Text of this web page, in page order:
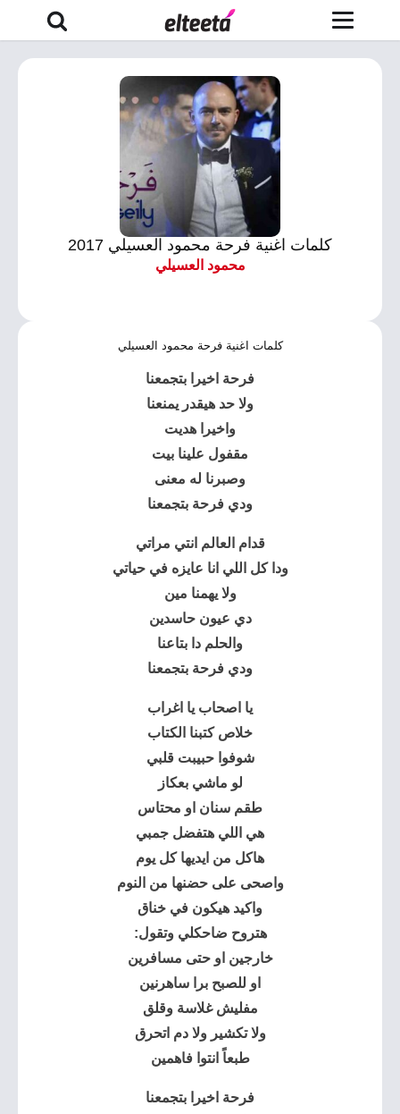
كلمات اغنية فرحة محمود العسيلي 2017
محمود العسيلي
كلمات اغنية فرحة محمود العسيلي
فرحة اخيرا بتجمعنا
ولا حد هيقدر يمنعنا
واخيرا هديت
مقفول علينا بيت
وصبرنا له معنى
ودي فرحة بتجمعنا
قدام العالم انتي مراتي
ودا كل اللي انا عايزه في حياتي
ولا يهمنا مين
دي عيون حاسدين
والحلم دا بتاعنا
ودي فرحة بتجمعنا
يا اصحاب يا اغراب
خلاص كتبنا الكتاب
شوفوا حبيبت قلبي
لو ماشي بعكاز
طقم سنان او محتاس
هي اللي هتفضل جمبي
هاكل من ايديها كل يوم
واصحى على حضنها من النوم
واكيد هيكون في خناق
هتروح ضاحكلي وتقول:
خارجين او حتى مسافرين
او للصبح برا ساهرنين
مفليش غلاسة وقلق
ولا تكشير ولا دم اتحرق
طبعاً انتوا فاهمين
فرحة اخيرا بتجمعنا